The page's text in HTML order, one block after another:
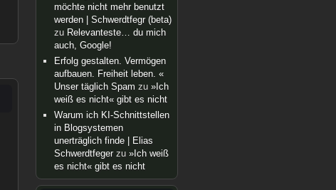
möchte nicht mehr benutzt
werden | Schwerdtfegr (beta)
zu Relevanteste… du mich
auch, Google!
Erfolg gestalten. Vermögen
aufbauen. Freiheit leben. «
Unser täglich Spam zu »Ich
weiß es nicht« gibt es nicht
Warum ich KI-Schnittstellen
in Blogsystemen
unerträglich finde | Elias
Schwerdtfegerzu »Ich weiß
es nicht« gibt es nicht